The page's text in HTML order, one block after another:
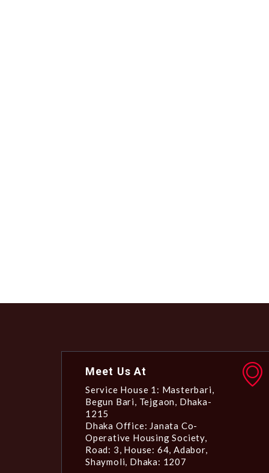
Meet Us At
Service House 1: Masterbari,
Begun Bari, Tejgaon, Dhaka-
1215
Dhaka Office: Janata Co-
Operative Housing Society,
Road: 3, House: 64, Adabor,
Shaymoli, Dhaka: 1207